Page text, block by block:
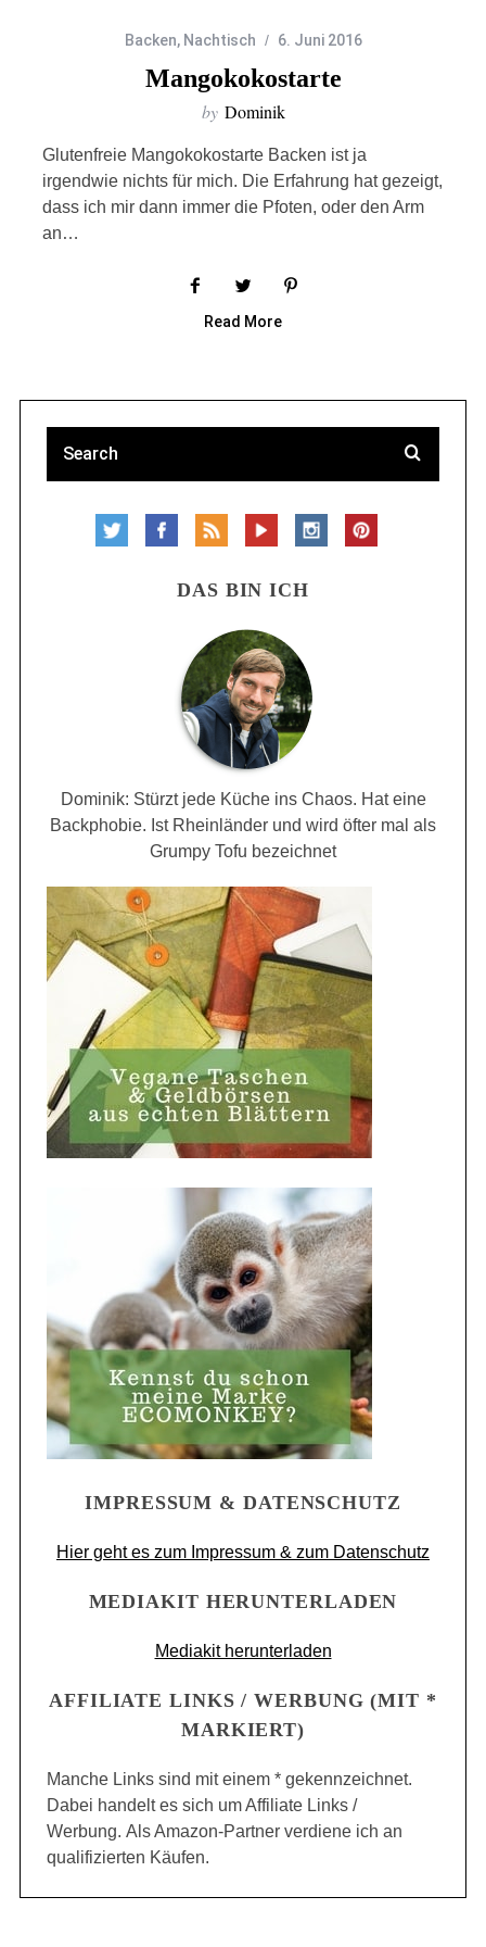
Backen, Nachtisch 6. Juni 2016
Mangokokostarte
by Dominik
Glutenfreie Mangokokostarte Backen ist ja
irgendwie nichts für mich. Die Erfahrung hat gezeigt,
dass ich mir dann immer die Pfoten, oder den Arm
an…
Read More
DAS BIN ICH
Dominik: Stürzt jede Küche ins Chaos. Hat eine
Backphobie. Ist Rheinländer und wird öfter mal als
Grumpy Tofu bezeichnet
IMPRESSUM & DATENSCHUTZ
Hier geht es zum Impressum & zum Datenschutz
MEDIAKIT HERUNTERLADEN
Mediakit herunterladen
AFFILIATE LINKS / WERBUNG (MIT *
MARKIERT)
Manche Links sind mit einem * gekennzeichnet.
Dabei handelt es sich um Affiliate Links /
Werbung. Als Amazon-Partner verdiene ich an
qualifizierten Käufen.